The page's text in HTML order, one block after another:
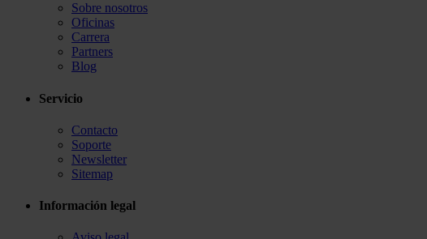
Sobre nosotros
Oficinas
Carrera
Partners
Blog
Servicio
Contacto
Soporte
Newsletter
Sitemap
Información legal